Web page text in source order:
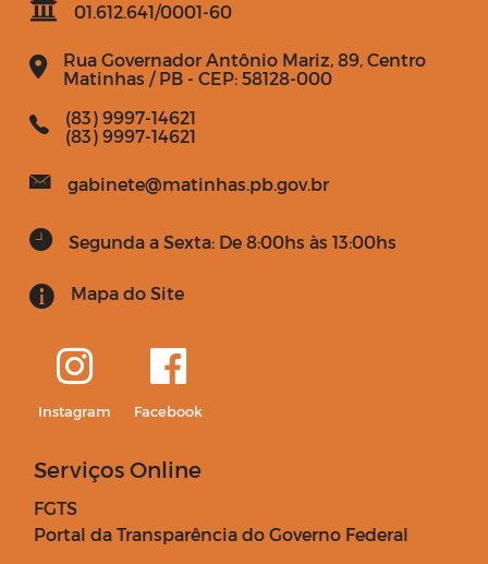
01.612.641/0001-60
Rua Governador Antônio Mariz, 89, Centro
Matinhas / PB - CEP: 58128-000
(83) 9997-14621
(83) 9997-14621
gabinete@matinhas.pb.gov.br
Segunda a Sexta: De 8:00hs às 13:00hs
Mapa do Site
Instagram Facebook
Serviços Online
FGTS
Portal da Transparência do Governo Federal